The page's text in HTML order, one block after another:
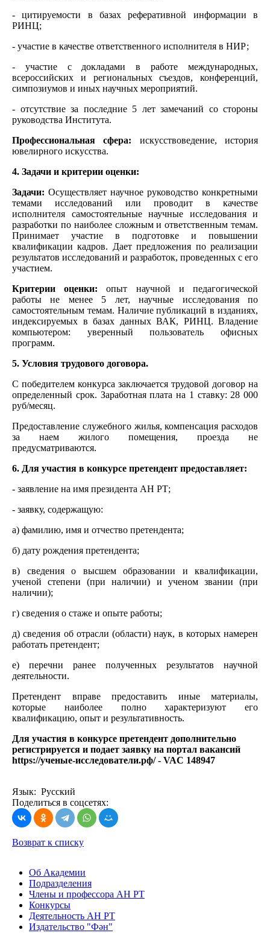
- цитируемости в базах реферативной информации в
РИНЦ;
- участие в качестве ответственного исполнителя в НИР;
- участие с докладами в работе международных,
всероссийских и региональных съездов, конференций,
симпозиумов и иных научных мероприятий.
- отсутствие за последние 5 лет замечаний со стороны
руководства Института.
Профессиональная сфера: искусствоведение, история
ювелирного искусства.
4. Задачи и критерии оценки:
Задачи: Осуществляет научное руководство конкретными
темами исследований или проводит в качестве
исполнителя самостоятельные научные исследования и
разработки по наиболее сложным и ответственным темам.
Принимает участие в подготовке и повышении
квалификации кадров. Дает предложения по реализации
результатов исследований и разработок, проведенных с его
участием.
Критерии оценки:опыт научной и педагогической
работы не менее 5 лет, научные исследования по
самостоятельным темам. Наличие публикаций в изданиях,
индексируемых в базах данных ВАК, РИНЦ. Владение
компьютером: уверенный пользователь офисных
программ.
5. Условия трудового договора.
С победителем конкурса заключается трудовой договор на
определенный срок. Заработная плата на 1 ставку: 28 000
руб/месяц.
Предоставление служебного жилья, компенсация расходов
за наем жилого помещения, проезда не
предусматриваются.
6. Для участия в конкурсе претендент предоставляет:
- заявление на имя президента АН РТ;
- заявку, содержащую:
а) фамилию, имя и отчество претендента;
б) дату рождения претендента;
в) сведения о высшем образовании и квалификации,
ученой степени (при наличии) и ученом звании (при
наличии);
г) сведения о стаже и опыте работы;
д) сведения об отрасли (области) наук, в которых намерен
работать претендент;
е) перечни ранее полученных результатов научной
деятельности.
Претендент вправе предоставить иные материалы,
которые наиболее полно характеризуют его
квалификацию, опыт и результативность.
Для участия в конкурсе претендент дополнительно
регистрируется и подает заявку на портал вакансий
https://ученые-исследователи.рф/ - VAC 148947
Язык: Русский
Поделиться в соцсетях:
Возврат к списку
Об Академии
Подразделения
Члены и профессора АН РТ
Конкурсы
Деятельность АН РТ
Издательство "Фән"